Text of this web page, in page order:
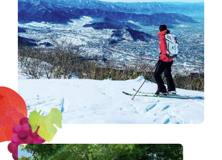
移住体験
読みもの
お問い合わせフォーム